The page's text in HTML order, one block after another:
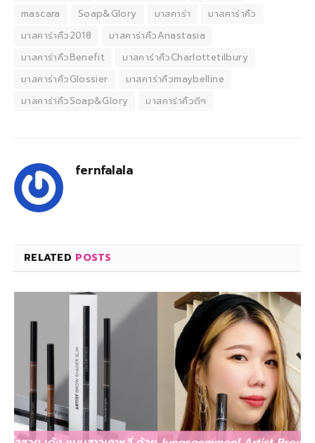
mascara
Soap&Glory มาสคาร่า
มาสคาร่าคิ้ว
มาสคาร่าคิ้ว2018
มาสคาร่าคิ้วAnastasia
มาสคาร่าคิ้วBenefit
มาสคาร่าคิ้วCharlottetilbury
มาสคาร่าคิ้วGlossier
มาสคาร่าคิ้วmaybelline
มาสคาร่าคิ้วSoap&Glory
มาสคาร่าคิ้วดีๆ
fernfalala
RELATED POSTS